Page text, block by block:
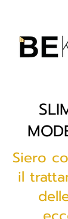
Siero
il